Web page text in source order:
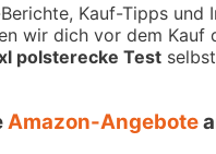
Kauf-Tipps und
wir dich vor dem
polsterecke Test
Amazon-Angebote